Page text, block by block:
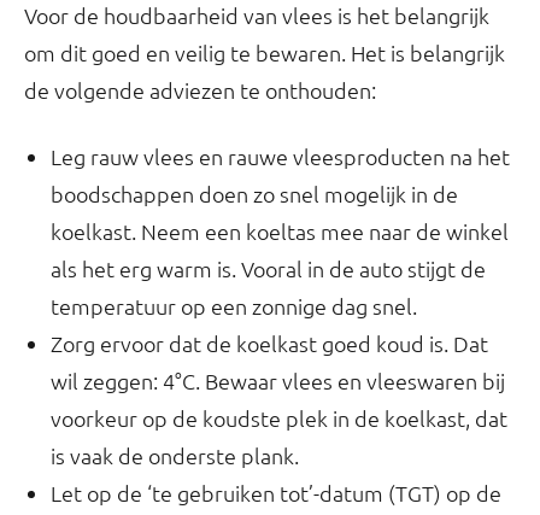
Voor de houdbaarheid van vlees is het belangrijk
om dit goed en veilig te bewaren. Het is belangrijk
de volgende adviezen te onthouden:
Leg rauw vlees en rauwe vleesproducten na het
boodschappen doen zo snel mogelijk in de
koelkast. Neem een koeltas mee naar de winkel
als het erg warm is. Vooral in de auto stijgt de
temperatuur op een zonnige dag snel.
Zorg ervoor dat de koelkast goed koud is. Dat
wil zeggen: 4°C. Bewaar vlees en vleeswaren bij
voorkeur op de koudste plek in de koelkast, dat
is vaak de onderste plank.
Let op de ‘te gebruiken tot’-datum (TGT) op de